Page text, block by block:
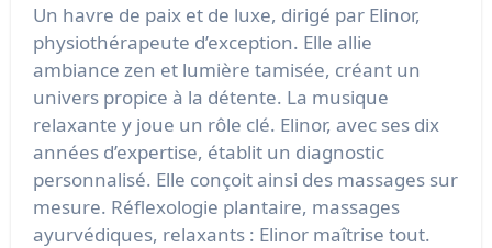
Un havre de paix et de luxe, dirigé par Elinor,
physiothérapeute d’exception. Elle allie
ambiance zen et lumière tamisée, créant un
univers propice à la détente. La musique
relaxante y joue un rôle clé. Elinor, avec ses dix
années d’expertise, établit un diagnostic
personnalisé. Elle conçoit ainsi des massages sur
mesure. Réflexologie plantaire, massages
ayurvédiques, relaxants : Elinor maîtrise tout.